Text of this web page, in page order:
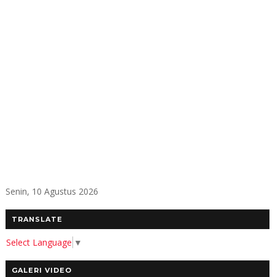
Senin, 10 Agustus 2026
TRANSLATE
Select Language ▼
GALERI VIDEO